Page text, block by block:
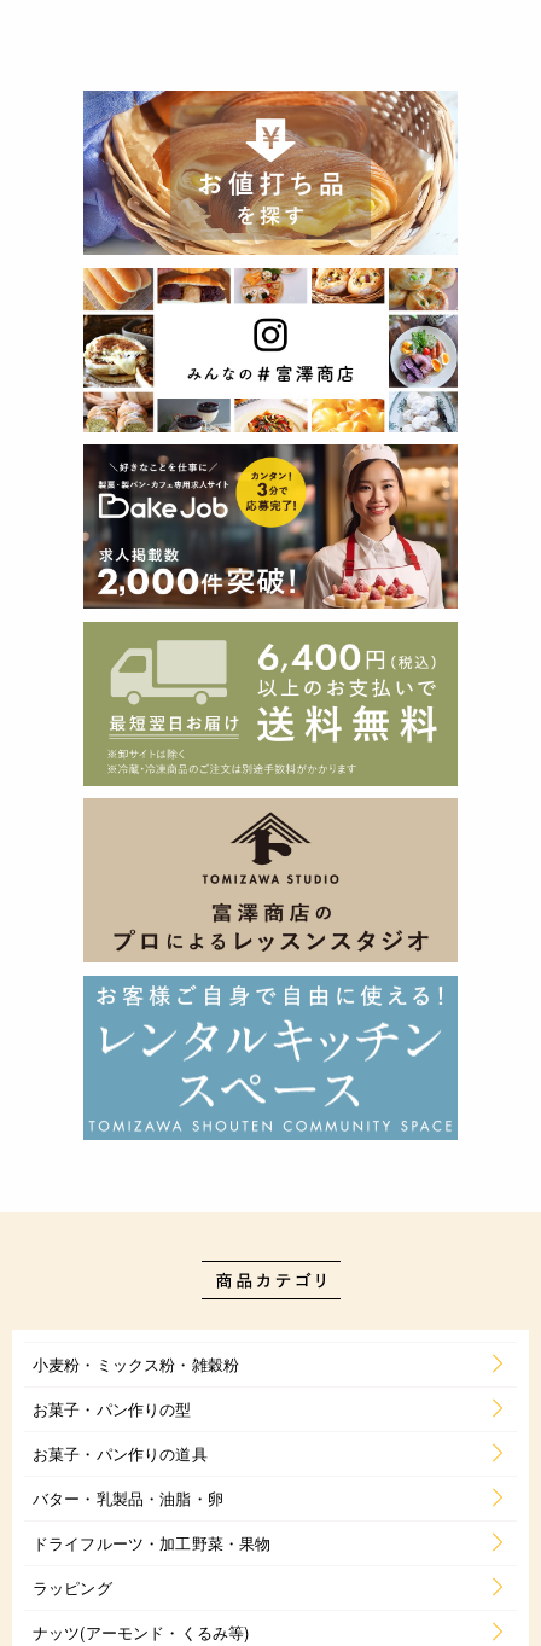
小麦粉・ミックス粉・雑穀粉
お菓子・パン作りの型
お菓子・パン作りの道具
バター・乳製品・油脂・卵
ドライフルーツ・加工野菜・果物
ラッピング
ナッツ(アーモンド・くるみ等)